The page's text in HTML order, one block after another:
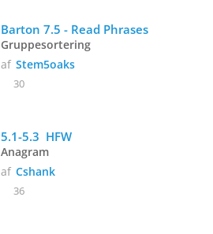
Barton 7.5 - Read Phrases
Gruppesortering
af Stem5oaks
30
5.1-5.3  HFW
Anagram
af Cshank
36